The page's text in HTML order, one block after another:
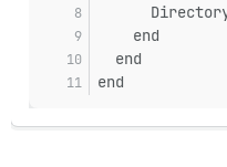
    end
  end
end